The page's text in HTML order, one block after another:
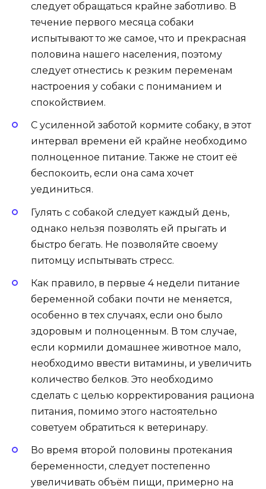
следует обращаться крайне заботливо. В
течение первого месяца собаки
испытывают то же самое, что и прекрасная
половина нашего населения, поэтому
следует отнестись к резким переменам
настроения у собаки с пониманием и
спокойствием.
С усиленной заботой кормите собаку, в этот
интервал времени ей крайне необходимо
полноценное питание. Также не стоит её
беспокоить, если она сама хочет
уединиться.
Гулять с собакой следует каждый день,
однако нельзя позволять ей прыгать и
быстро бегать. Не позволяйте своему
питомцу испытывать стресс.
Как правило, в первые 4 недели питание
беременной собаки почти не меняется,
особенно в тех случаях, если оно было
здоровым и полноценным. В том случае,
если кормили домашнее животное мало,
необходимо ввести витамины, и увеличить
количество белков. Это необходимо
сделать с целью корректирования рациона
питания, помимо этого настоятельно
советуем обратиться к ветеринару.
Во время второй половины протекания
беременности, следует постепенно
увеличивать объём пищи, примерно на